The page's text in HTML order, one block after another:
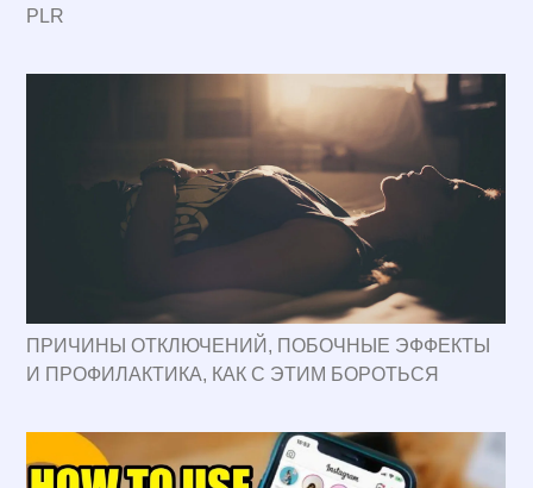
PLR
ПРИЧИНЫ ОТКЛЮЧЕНИЙ, ПОБОЧНЫЕ ЭФФЕКТЫ
И ПРОФИЛАКТИКА, КАК С ЭТИМ БОРОТЬСЯ